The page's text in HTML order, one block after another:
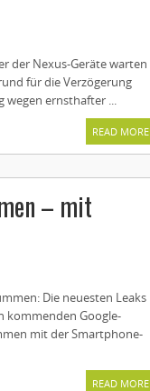
der Nexus-Geräte warten
für die Verzögerung
wegen ernsthafter ...
READ MORE
– mit
Die neuesten Leaks
kommenden Google-
mit der Smartphone-
READ MORE